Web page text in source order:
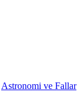
Astronomi ve Fallar